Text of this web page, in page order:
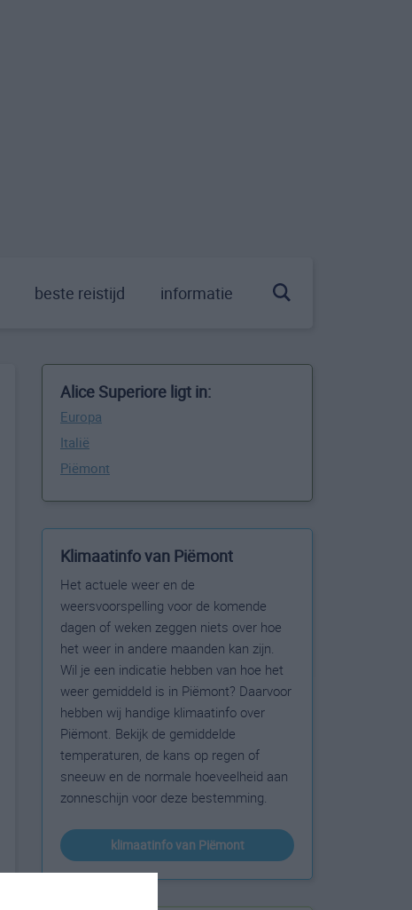
beste reistijd informatie
Alice Superiore ligt in:
Europa
Italië
Piëmont
Klimaatinfo van Piëmont
Het actuele weer en de
weersvoorspelling voor de komende
dagen of weken zeggen niets over hoe
het weer in andere maanden kan zijn.
Wil je een indicatie hebben van hoe het
weer gemiddeld is in Piëmont? Daarvoor
hebben wij handige klimaatinfo over
Piëmont. Bekijk de gemiddelde
temperaturen, de kans op regen of
sneeuw en de normale hoeveelheid aan
zonneschijn voor deze bestemming.
klimaatinfo van Piëmont